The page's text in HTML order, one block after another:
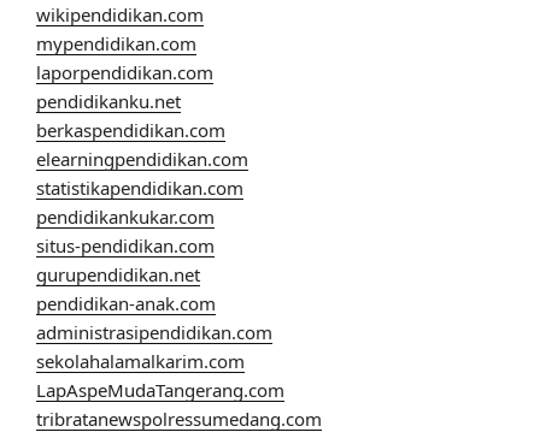
wikipendidikan.com
mypendidikan.com
laporpendidikan.com
pendidikanku.net
berkaspendidikan.com
elearningpendidikan.com
statistikapendidikan.com
pendidikankukar.com
situs-pendidikan.com
gurupendidikan.net
pendidikan-anak.com
administrasipendidikan.com
sekolahalamalkarim.com
LapAspeMudaTangerang.com
tribratanewspolressumedang.com